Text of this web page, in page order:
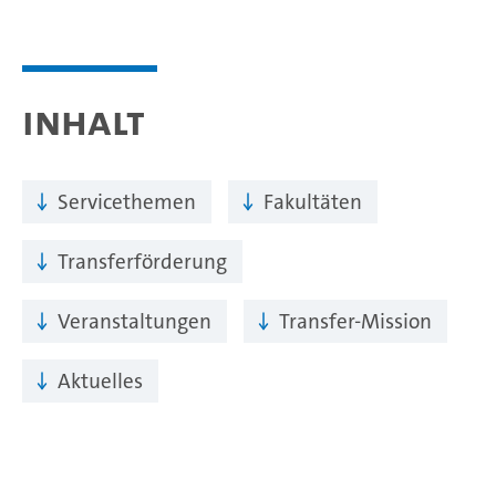
Inhalt
Servicethemen Fakultäten
Transferförderung
Veranstaltungen Transfer-Mission
Aktuelles